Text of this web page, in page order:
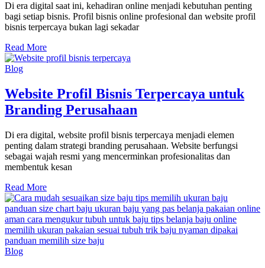
Di era digital saat ini, kehadiran online menjadi kebutuhan penting
bagi setiap bisnis. Profil bisnis online profesional dan website profil
bisnis terpercaya bukan lagi sekadar
Read More
Blog
Website Profil Bisnis Terpercaya untuk
Branding Perusahaan
Di era digital, website profil bisnis terpercaya menjadi elemen
penting dalam strategi branding perusahaan. Website berfungsi
sebagai wajah resmi yang mencerminkan profesionalitas dan
membentuk kesan
Read More
Blog